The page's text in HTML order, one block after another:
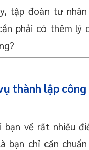
tập đoàn tư
phải có thêm lý
thành lập
về rất nhiều
chỉ cần chuẩn